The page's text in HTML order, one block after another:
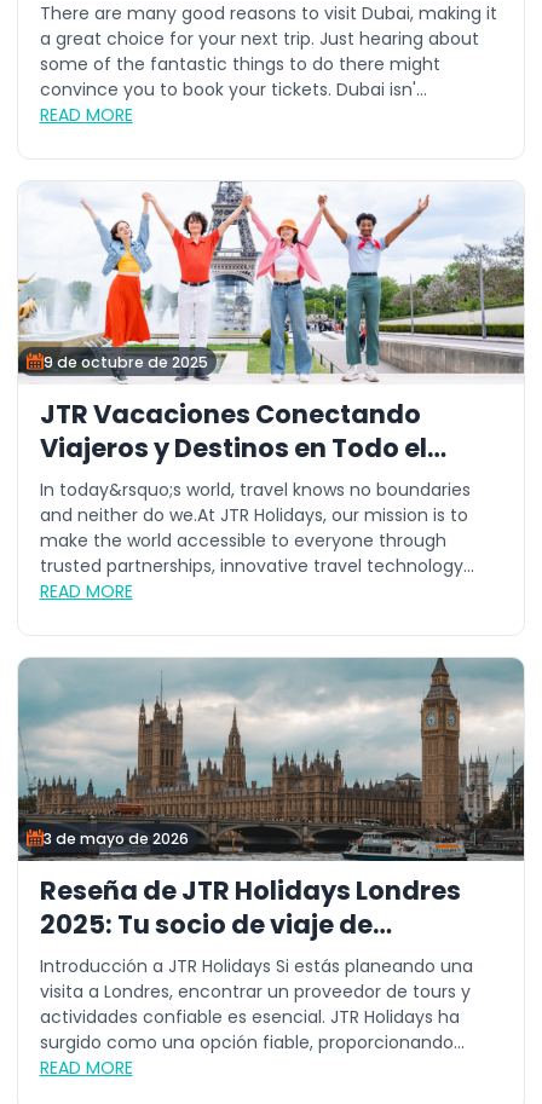
There are many good reasons to visit Dubai, making it
a great choice for your next trip. Just hearing about
some of the fantastic things to do there might
convince you to book your tickets. Dubai isn'...
READ MORE
9 de octubre de 2025
JTR Vacaciones Conectando
Viajeros y Destinos en Todo el
Mundo
In today&rsquo;s world, travel knows no boundaries
and neither do we.At JTR Holidays, our mission is to
make the world accessible to everyone through
trusted partnerships, innovative travel technology...
READ MORE
3 de mayo de 2026
Reseña de JTR Holidays Londres
2025: Tu socio de viaje de
confianza
Introducción a JTR Holidays Si estás planeando una
visita a Londres, encontrar un proveedor de tours y
actividades confiable es esencial. JTR Holidays ha
surgido como una opción fiable, proporcionando...
READ MORE